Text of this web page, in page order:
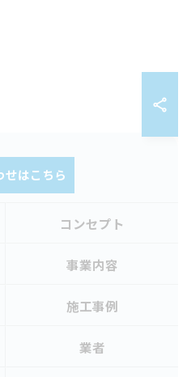
せはこちら
コンセプト
事業内容
施工事例
業者